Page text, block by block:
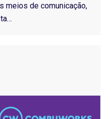
meios de comunicação,